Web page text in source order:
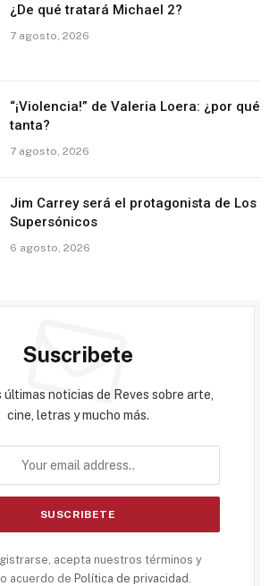
¿De qué tratará Michael 2?
7 agosto, 2026
“¡Violencia!” de Valeria Loera: ¿por qué
tanta?
7 agosto, 2026
Jim Carrey será el protagonista de Los
Supersónicos
6 agosto, 2026
Suscribete
últimas noticias de Reves sobre arte,
cine, letras y mucho más.
acepta nuestros términos y
acuerdo de Política de privacidad